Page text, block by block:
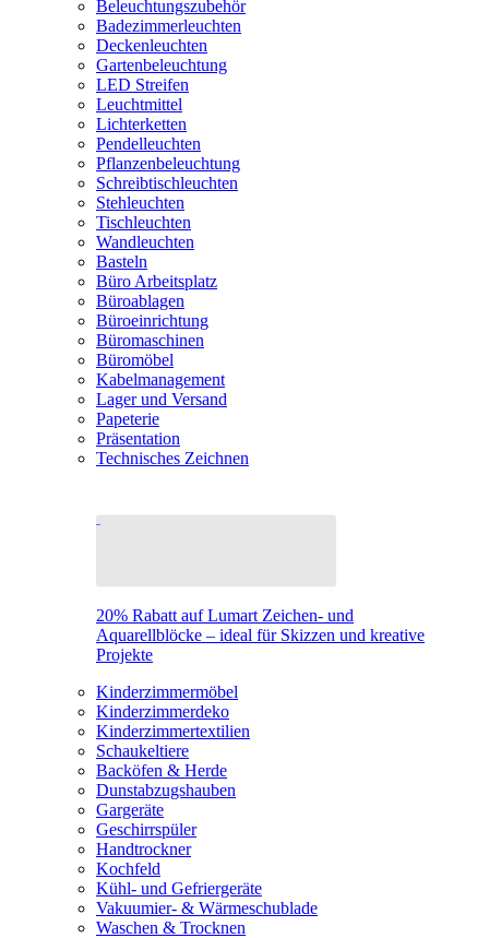
Beleuchtungszubehör
Badezimmerleuchten
Deckenleuchten
Gartenbeleuchtung
LED Streifen
Leuchtmittel
Lichterketten
Pendelleuchten
Pflanzenbeleuchtung
Schreibtischleuchten
Stehleuchten
Tischleuchten
Wandleuchten
Basteln
Büro Arbeitsplatz
Büroablagen
Büroeinrichtung
Büromaschinen
Büromöbel
Kabelmanagement
Lager und Versand
Papeterie
Präsentation
Technisches Zeichnen
20% Rabatt auf Lumart Zeichen- und
Aquarellblöcke – ideal für Skizzen und kreative
Projekte
Kinderzimmermöbel
Kinderzimmerdeko
Kinderzimmertextilien
Schaukeltiere
Backöfen & Herde
Dunstabzugshauben
Gargeräte
Geschirrspüler
Handtrockner
Kochfeld
Kühl- und Gefriergeräte
Vakuumier- & Wärmeschublade
Waschen & Trocknen